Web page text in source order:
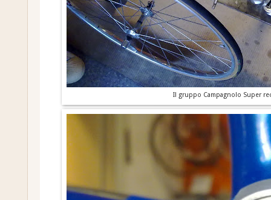
Il gruppo Campagnolo Super